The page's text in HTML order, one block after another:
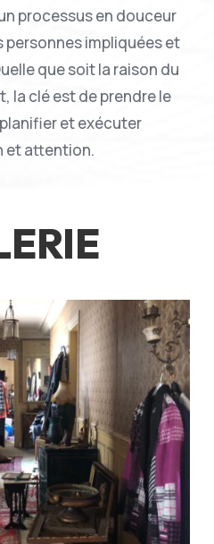
processus en douceur
personnes impliquées et
que soit la raison du
la clé est de prendre le
et exécuter
et attention.